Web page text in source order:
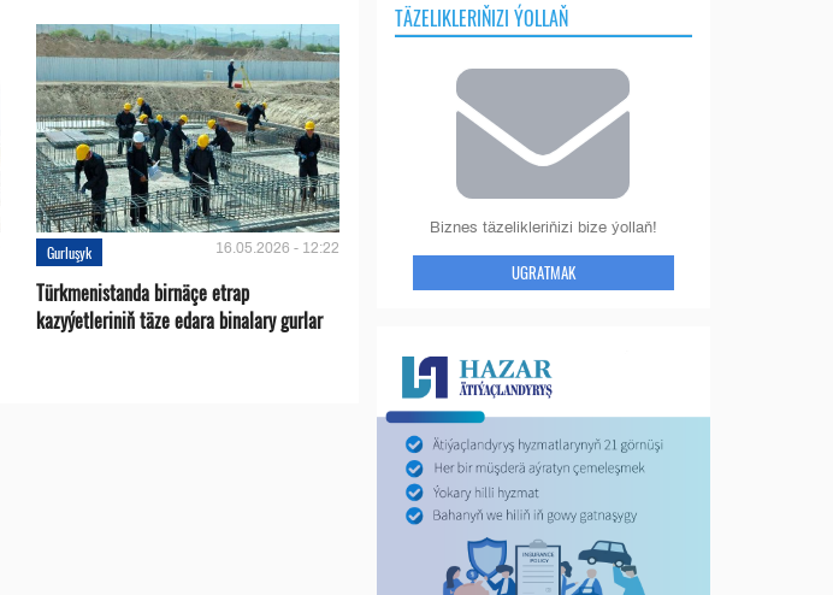
Gurluşyk 16.05.2026 - 12:22
Türkmenistanda birnäçe etrap
kazyýetleriniň täze edara binalary gurlar
TÄZELIKLERIŇIZI ÝOLLAŇ
Biznes täzelikleriňizi bize ýollaň!
UGRATMAK